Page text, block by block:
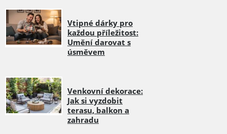
Vtipné dárky pro
každou příležitost:
Umění darovat s
úsměvem
Venkovní dekorace:
Jak si vyzdobit
terasu, balkon a
zahradu